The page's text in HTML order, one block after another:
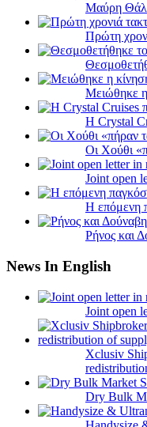
Μαύρη
Πρώτη
Μειώθηκε
Η Crystal
Οι Χούθι
Joint open
Η επόμενη
Ρήνος και
News In English
Joint open
Xclusiv
Dry Bulk